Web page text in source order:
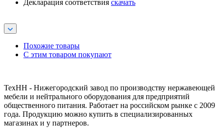
Декларация соответствия скачать
Похожие товары
С этим товаром покупают
ТехНН - Нижегородский завод по производству нержавеющей
мебели и нейтрального оборудования для предприятий
общественного питания. Работает на российском рынке с 2009
года. Продукцию можно купить в специализированных
магазинах и у партнеров.